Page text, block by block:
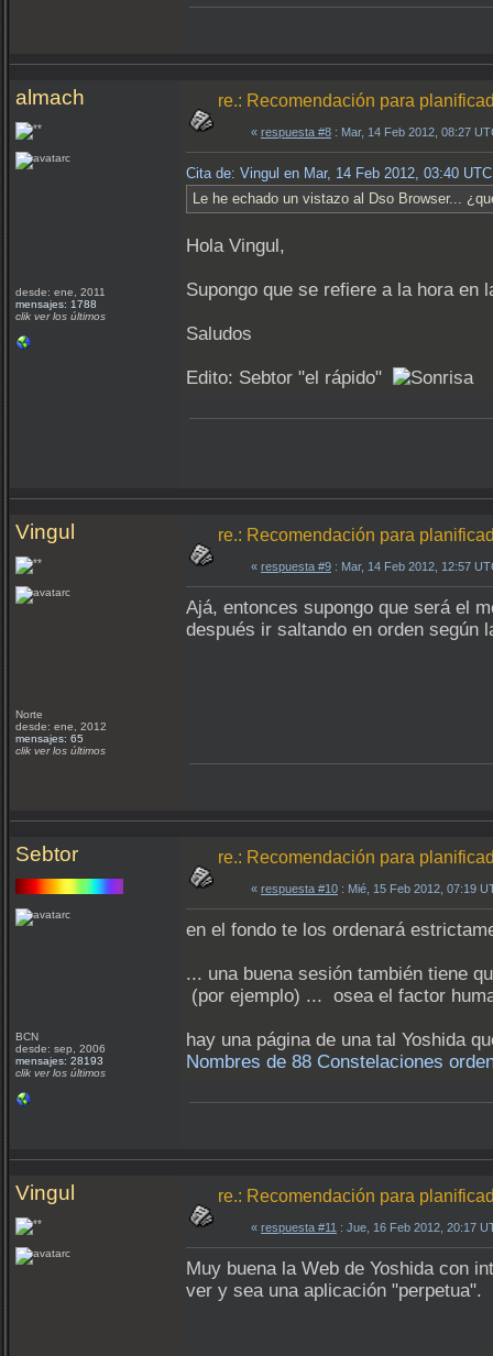
almach
desde: ene, 2011
mensajes: 1788
clik ver los últimos
re.: Recomendación para
« respuesta #8 : Mar, 14 Feb 2012, 08:27
Cita de: Vingul en Mar, 14 Feb 2012, 03:40 UTC
Le he echado un vistazo al Dso Browser...
Hola Vingul,
Supongo que se refiere a la hora en
Saludos
Edito: Sebtor "el rápido"
Vingul
Norte
desde: ene, 2012
mensajes: 65
clik ver los últimos
re.: Recomendación para
« respuesta #9 : Mar, 14 Feb 2012, 12:57
Ajá, entonces supongo que será el
después ir saltando en orden según
Sebtor
BCN
desde: sep, 2006
mensajes: 28193
clik ver los últimos
re.: Recomendación para
« respuesta #10 : Mié, 15 Feb 2012, 07:19
en el fondo te los ordenará
... una buena sesión también tiene
(por ejemplo) ... osea el factor
hay una página de una tal Yoshida
Nombres de 88 Constelaciones
Vingul re.: Recomendación para
« respuesta #11 : Jue, 16 Feb 2012, 20:17
Muy buena la Web de Yoshida con
ver y sea una aplicación "perpetua".